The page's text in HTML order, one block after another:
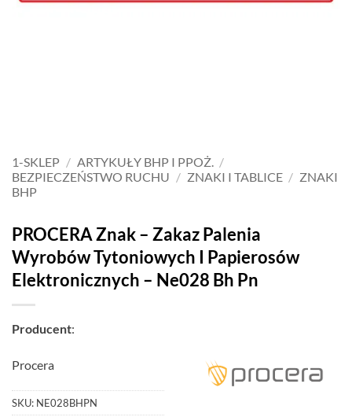
1-SKLEP / ARTYKUŁY BHP I PPOŻ. /
BEZPIECZEŃSTWO RUCHU / ZNAKI I TABLICE / ZNAKI
BHP
PROCERA Znak – Zakaz Palenia
Wyrobów Tytoniowych I Papierosów
Elektronicznych – Ne028 Bh Pn
Producent:
Procera
SKU: NE028BHPN